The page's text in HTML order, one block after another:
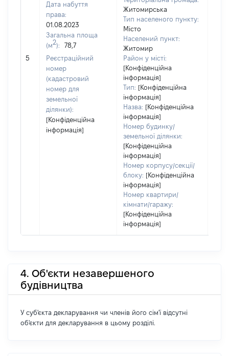
5
Дата набуття
права:
01.08.2023
Загальна площа
(м2):
78,7
Реєстраційний
номер
(кадастровий
номер для
земельної
ділянки):
[Конфіденційна
інформація]
Житомирська
Тип населеного пункту:
Місто
Населений пункт:
Житомир
Район у місті:
[Конфіденційна
інформація]
Тип: [Конфіденційна
інформація]
Назва: [Конфіденційна
інформація]
Номер будинку/
земельної ділянки:
[Конфіденційна
інформація]
Номер корпусу/секції/
блоку: [Конфіденційна
інформація]
Номер квартири/
кімнати/гаражу:
[Конфіденційна
інформація]
4. Об'єкти незавершеного
будівництва
У суб'єкта декларування чи членів його сім'ї відсутні
об'єкти для декларування в цьому розділі.